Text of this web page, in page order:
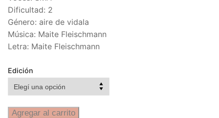
Dificultad: 2
Género: aire de vidala
Música: Maite Fleischmann
Letra: Maite Fleischmann
Edición
Agregar al carrito